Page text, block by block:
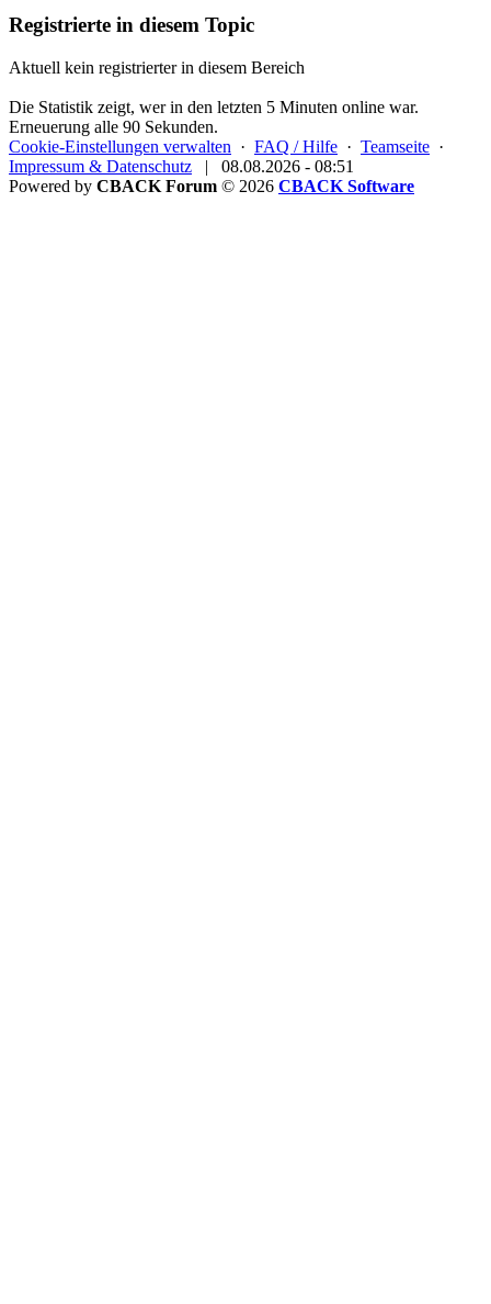
Registrierte in diesem Topic
Aktuell kein registrierter in diesem Bereich
Die Statistik zeigt, wer in den letzten 5 Minuten online war.
Erneuerung alle 90 Sekunden.
Cookie-Einstellungen verwalten · FAQ / Hilfe · Teamseite ·
Impressum & Datenschutz |
08.08.2026 - 08:51
Powered by CBACK Forum © 2026 CBACK Software